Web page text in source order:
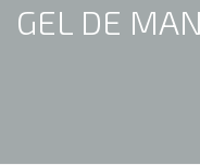
GEL DE